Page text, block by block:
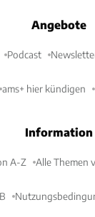
Angebote
Podcast
ams+ hier kündigen
Information
A-Z Alle Themen